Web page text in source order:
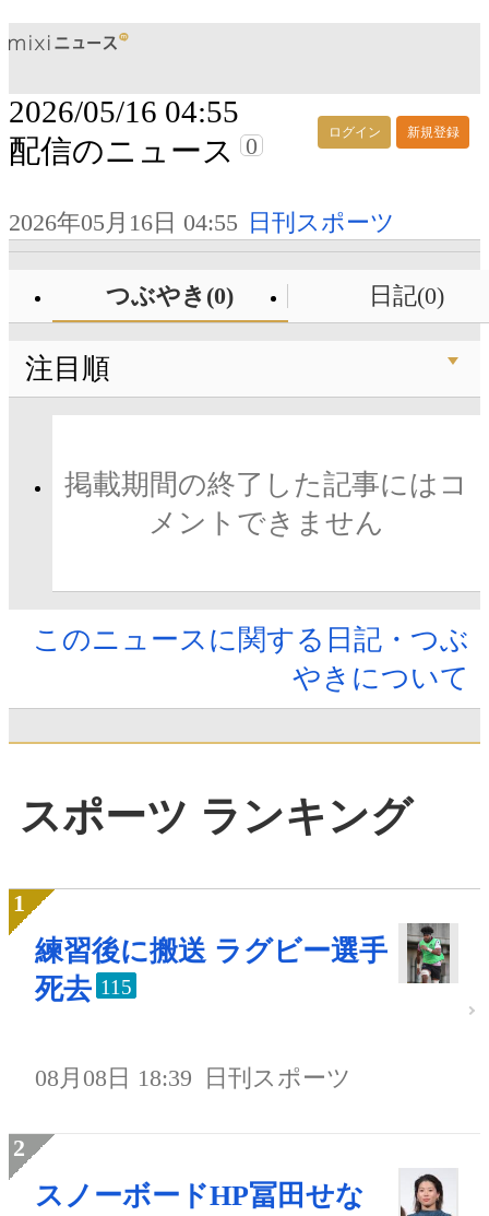
ログイン 新規登録
2026/05/16 04:55
配信のニュース
0
2026年05月16日 04:55 日刊スポーツ
つぶやき(0) 日記(0)
注目順
掲載期間の終了した記事にはコ
メントできません
このニュースに関する日記・つぶ
やきについて
スポーツ ランキング
練習後に搬送 ラグビー選手
死去 115
08月08日 18:39 日刊スポーツ
スノーボードHP冨田せな